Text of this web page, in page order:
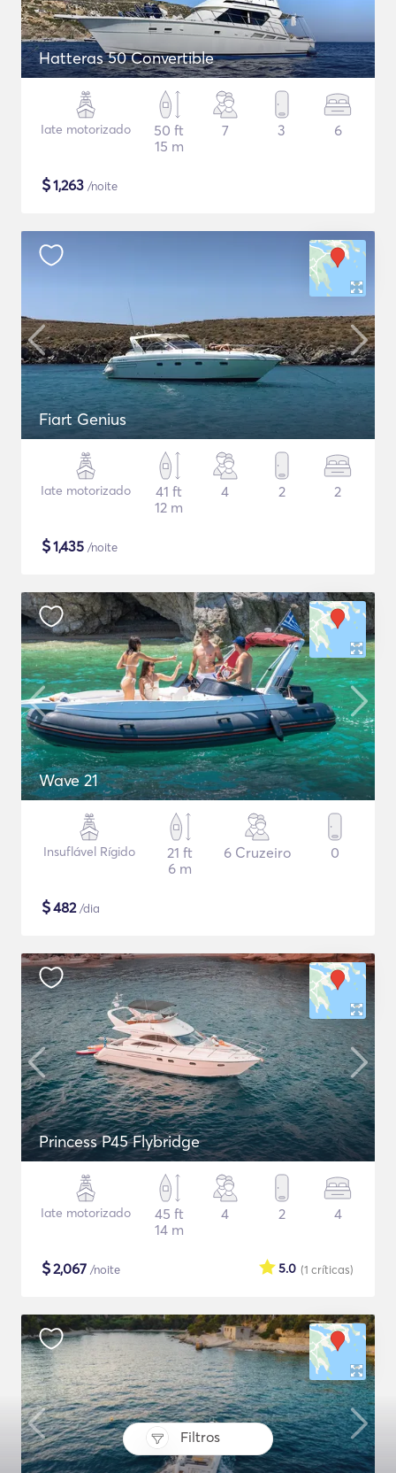
Filtros
Hatteras 50 Convertible
Iate motorizado
50 ft
15 m
7 3 6
$1,263 /noite
Fiart Genius
Iate motorizado
41 ft
12 m
4 2 2
$1,435 /noite
Wave 21
Insuflável Rígido
21 ft
6 m
6 Cruzeiro 0
$482/dia
Princess P45 Flybridge
Iate motorizado
45 ft
14 m
4 2 4
$2,067 /noite (1 críticas)
5.0